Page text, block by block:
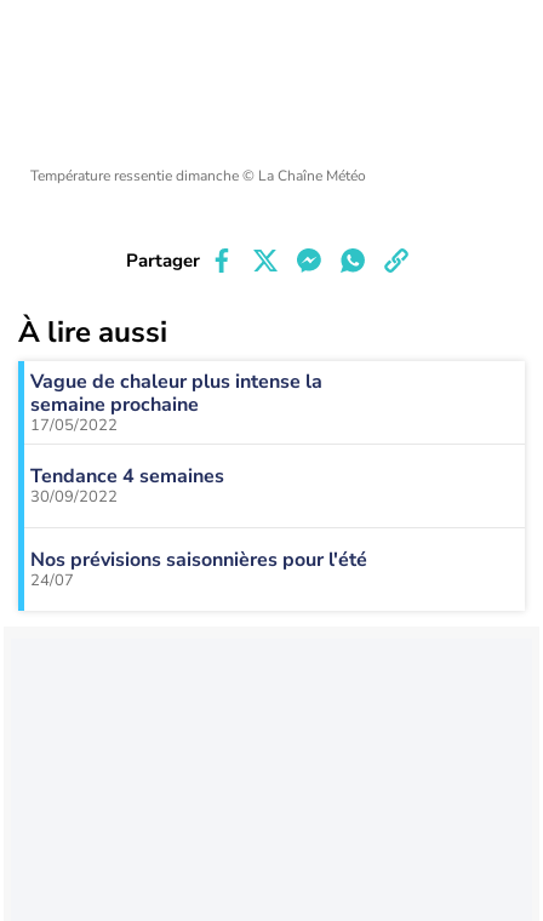
Température ressentie dimanche© La Chaîne Météo
Partager
À lire aussi
Vague de chaleur plus intense la
semaine prochaine
17/05/2022
Tendance 4 semaines
30/09/2022
Nos prévisions saisonnières pour l'été
24/07